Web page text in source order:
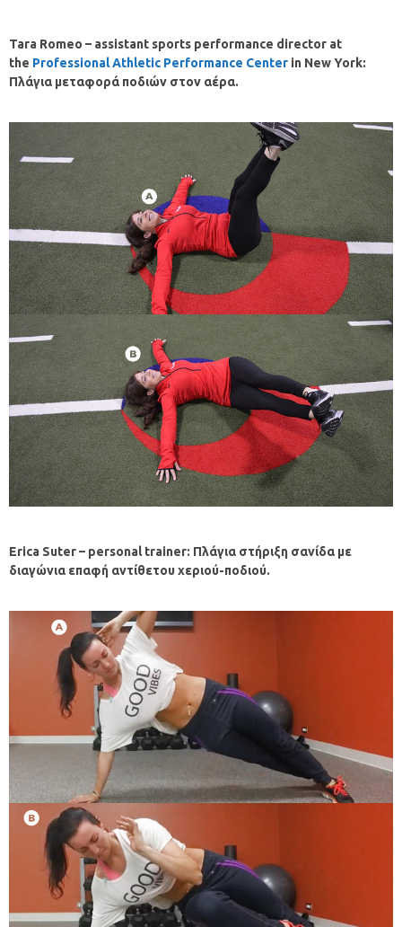
Tara Romeo – assistant sports performance director at
the Professional Athletic Performance Center in New York:
Πλάγια μεταφορά ποδιών στον αέρα.
Erica Suter– personal trainer: Πλάγια στήριξη σανίδα με
διαγώνια επαφή αντίθετου χεριού-ποδιού.